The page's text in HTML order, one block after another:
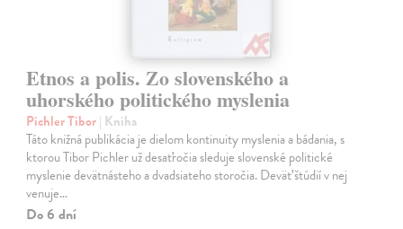
Etnos a polis. Zo slovenského a
uhorského politického myslenia
Pichler Tibor| Kniha
Táto knižná publikácia je dielom kontinuity myslenia a bádania, s
ktorou Tibor Pichler už desaťročia sleduje slovenské politické
myslenie devätnásteho a dvadsiateho storočia. Deväť štúdií v nej
venuje…
Do 6 dní